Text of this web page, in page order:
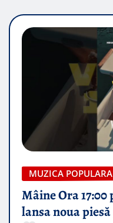
MUZICA POPULARA
Mâine Ora 17:00
lansa noua